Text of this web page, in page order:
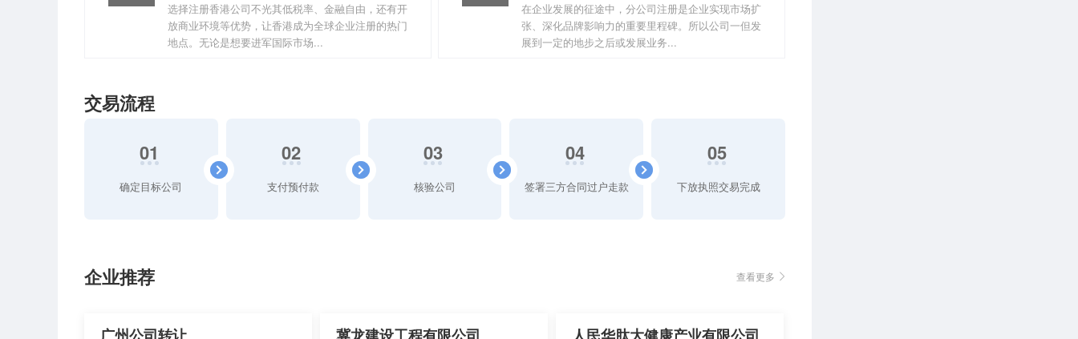
选择注册香港公司不光其低税率、金融自由，还有开
放商业环境等优势，让香港成为全球企业注册的热门
地点。无论是想要进军国际市场...
在企业发展的征途中，分公司注册是企业实现市场扩
张、深化品牌影响力的重要里程碑。所以公司一但发
展到一定的地步之后或发展业务...
交易流程
01
确定目标公司
02
支付预付款
03
核验公司
04
签署三方合同过户走款
05
下放执照交易完成
企业推荐 查看更多